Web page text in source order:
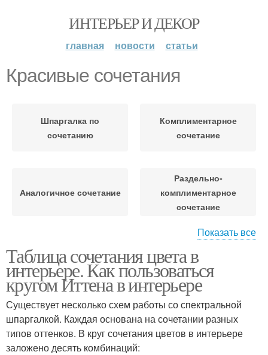
ИНТЕРЬЕР И ДЕКОР
главная новости статьи
Красивые сочетания
Шпаргалка по
сочетанию
Комплиментарное
сочетание
Аналогичное сочетание
Раздельно-
комплиментарное
сочетание
Комплементарное
сочетание
Раздельно-
комплементарное
сочетание
Сочетания в дизайне
Показать все
Таблица сочетания цвета в
интерьере. Как пользоваться
кругом Иттена в интерьере
Существует несколько схем работы со спектральной
шпаргалкой. Каждая основана на сочетании разных
типов оттенков. В круг сочетания цветов в интерьере
заложено десять комбинаций: